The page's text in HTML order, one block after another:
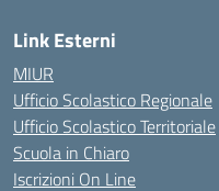
Link Esterni
MIUR
Ufficio Scolastico Regionale
Ufficio Scolastico Territoriale
Scuola in Chiaro
Iscrizioni On Line